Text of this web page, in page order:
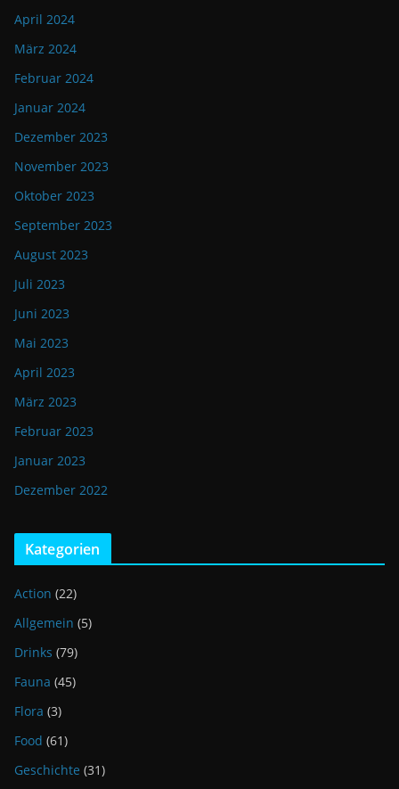
April 2024
März 2024
Februar 2024
Januar 2024
Dezember 2023
November 2023
Oktober 2023
September 2023
August 2023
Juli 2023
Juni 2023
Mai 2023
April 2023
März 2023
Februar 2023
Januar 2023
Dezember 2022
Kategorien
Action (22)
Allgemein (5)
Drinks (79)
Fauna (45)
Flora (3)
Food (61)
Geschichte (31)